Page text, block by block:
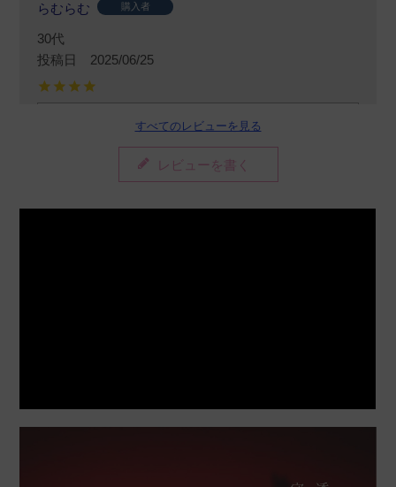
らむらむ 購入者
30代
投稿日
2025/06/25
勢いがすごいスプレーです。離してするのがい
いですね。匂いは、、、笑笑好みに分かれそう
香りも良く手軽に使えるので購入してよかった
です。
すべてのレビューを見る
レビューを書く